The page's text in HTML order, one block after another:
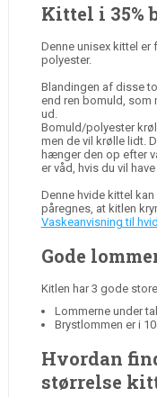
Kittel i 35%
Denne unisex kittel
polyester.
Blandingen af disse
end ren bomuld, som
ud.
Bomuld/polyester
men de vil krølle lidt.
hænger den op efter
er våd, hvis du vil
Denne hvide kittel
påregnes, at kitlen
Vaskeanvisning til
Gode
Kitlen har 3 gode
Lommerne under
Brystlommen er i
Hvordan
størrelse